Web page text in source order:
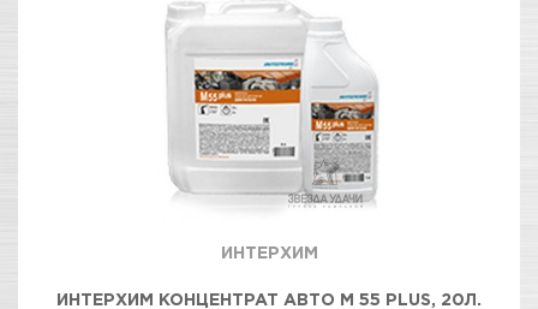
ИНТЕРХИМ
ИНТЕРХИМ КОНЦЕНТРАТ АВТО М 55 PLUS, 20Л.